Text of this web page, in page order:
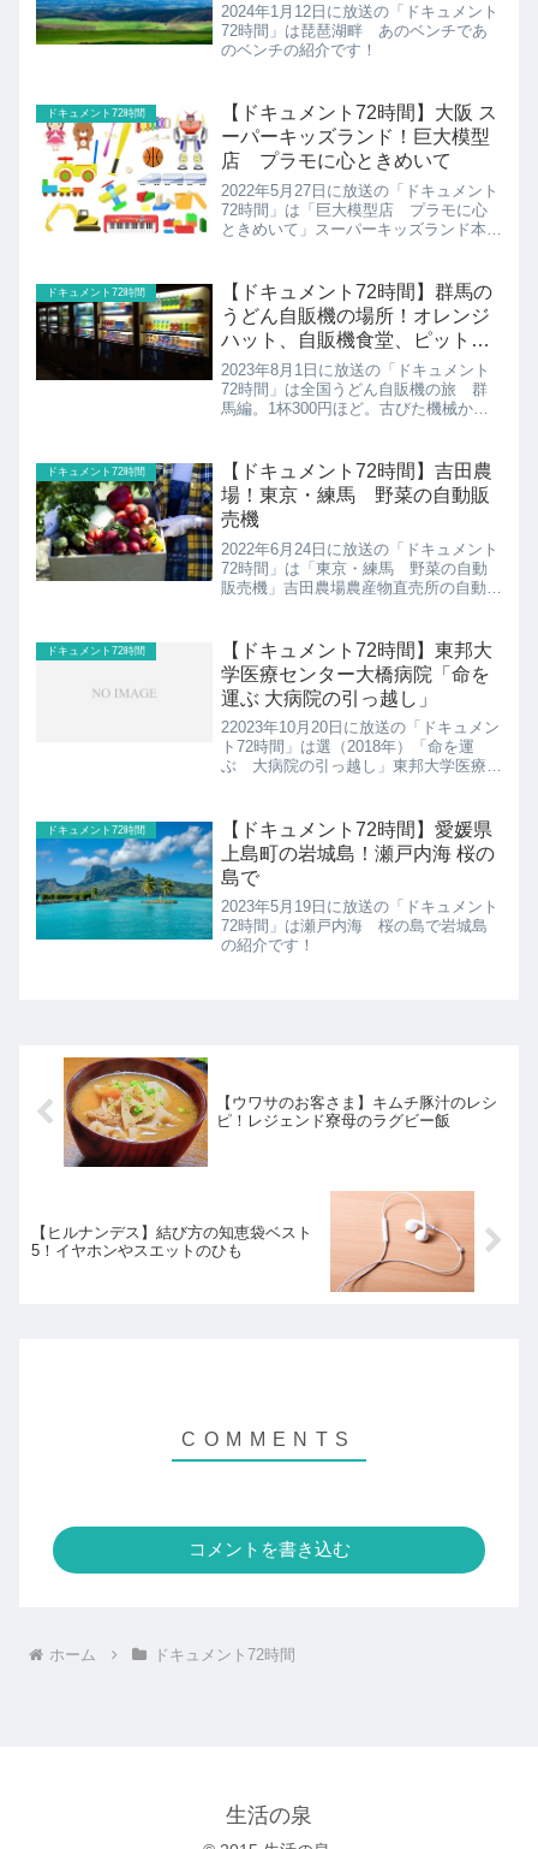
2024年1月12日に放送の「ドキュメント
72時間」は琵琶湖畔 あのベンチであ
のベンチの紹介です！
ドキュメント72時間
【ドキュメント72時間】大阪 ス
ーパーキッズランド！巨大模型
店 プラモに心ときめいて
2022年5月27日に放送の「ドキュメント
72時間」は「巨大模型店 プラモに心
ときめいて」スーパーキッズランド本店
ドキュメント72時間
【ドキュメント72時間】群馬の
うどん自販機の場所！オレンジ
ハット、自販機食堂、ピット・
イン７７、ドライブイン七輿
2023年8月1日に放送の「ドキュメント
72時間」は全国うどん自販機の旅 群
馬編。1杯300円ほど。古びた機械から
旅。今回は８か所も残る群馬へ。７２時
間の間にうどん自販...
ドキュメント72時間
【ドキュメント72時間】吉田農
場！東京・練馬 野菜の自動販
売機
2022年6月24日に放送の「ドキュメント
72時間」は「東京・練馬 野菜の自動
販売機」吉田農場農産物直売所の自動販
ドキュメント72時間
【ドキュメント72時間】東邦大
学医療センター大橋病院「命を
運ぶ 大病院の引っ越し」
22023年10月20日に放送の「ドキュメン
ト72時間」は選（2018年）「命を運
ぶ 大病院の引っ越し」東邦大学医療セ
ドキュメント72時間
【ドキュメント72時間】愛媛県
上島町の岩城島！瀬戸内海 桜の
島で
2023年5月19日に放送の「ドキュメント
72時間」は瀬戸内海 桜の島で岩城島
の紹介です！
【ウワサのお客さま】キムチ豚汁のレシ
ピ！レジェンド寮母のラグビー飯
【ヒルナンデス】結び方の知恵袋ベスト
5！イヤホンやスエットのひも
コメントを書き込む
ホーム ドキュメント72時間
生活の泉